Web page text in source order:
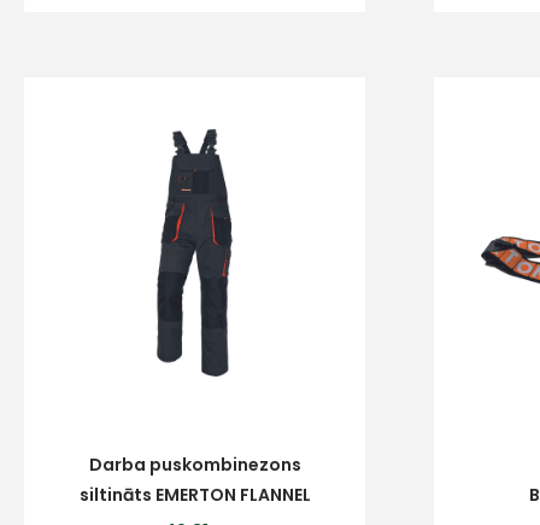
Darba puskombinezons
siltināts EMERTON FLANNEL